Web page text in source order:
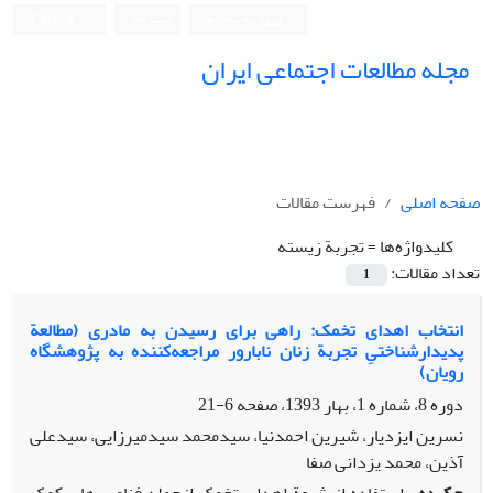
مجله مطالعات اجتماعی ایران
صفحه اصلی
فهرست مقالات
کلیدواژه‌ها =تجربة زیسته
تعداد مقالات:
1
انتخاب اهدای تخمک: راهی برای رسیدن به مادری (مطالعة
پدیدارشناختیِ تجربة زنان نابارور مراجعه‌کننده به پژوهشگاه
رویان)
دوره 8، شماره 1، بهار 1393، صفحه
6-21
نسرین ایزدیار، شیرین احمدنیا، سیدمحمد سیدمیرزایی، سیدعلی
آذین، محمد یزدانی صفا